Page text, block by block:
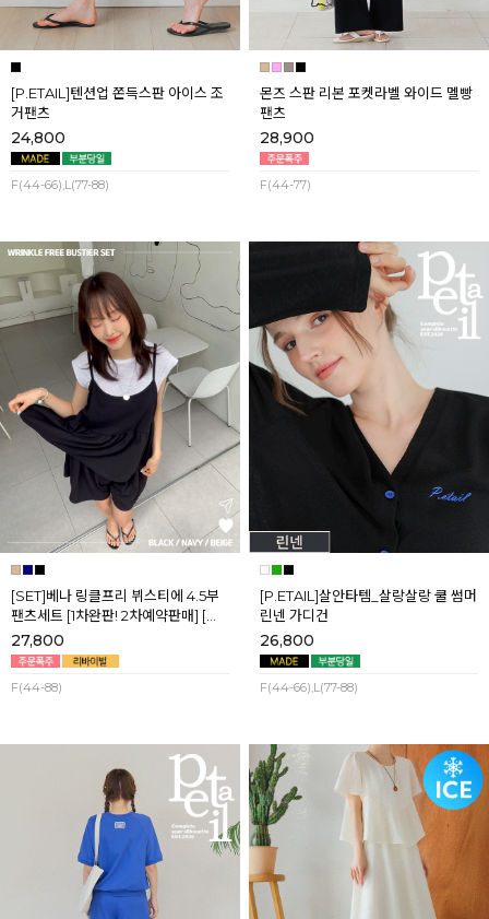
[P.ETAIL]텐션업 쫀득스판 아이스 조
거팬츠
24,800
F(44-66),L(77-88)
몬즈 스판 리본 포켓라벨 와이드 멜빵
팬츠
28,900
F(44-77)
[SET]베나 링클프리 뷔스티에 4.5부
팬츠세트 [1차완판! 2차예약판매] [네
이비,블랙] 8월셋째주 순차배송
27,800
F(44-88)
[P.ETAIL]살안타템_살랑살랑 쿨 썸머
린넨 가디건
26,800
F(44-66),L(77-88)